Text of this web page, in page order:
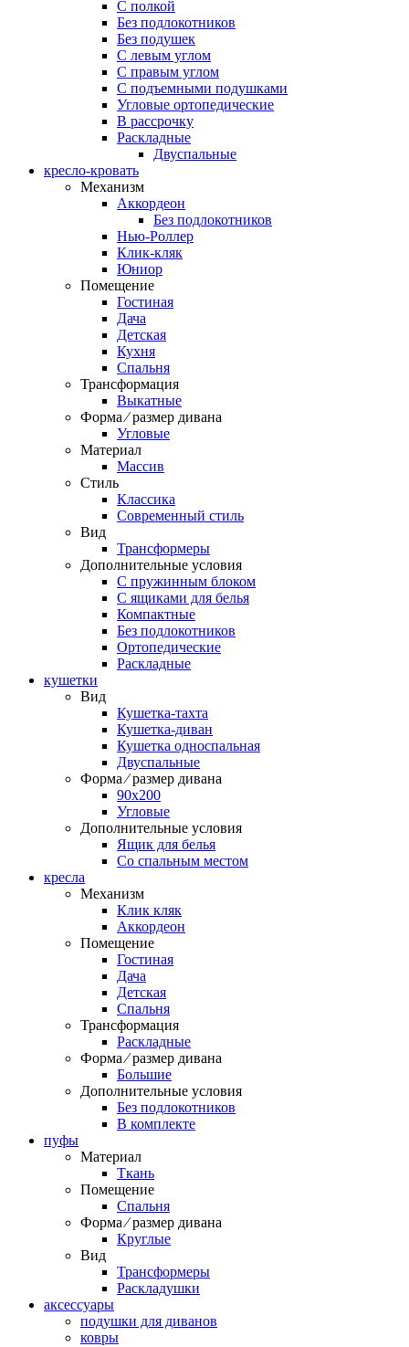
С полкой
Без подлокотников
Без подушек
C левым углом
C правым углом
С подъемными подушками
Угловые ортопедические
В рассрочку
Раскладные
Двуспальные
кресло-кровать
Механизм
Аккордеон
Без подлокотников
Нью-Роллер
Клик-кляк
Юниор
Помещение
Гостиная
Дача
Детская
Кухня
Спальня
Трансформация
Выкатные
Форма ⁄ размер дивана
Угловые
Материал
Массив
Стиль
Классика
Современный стиль
Вид
Трансформеры
Дополнительные условия
С пружинным блоком
С ящиками для белья
Компактные
Без подлокотников
Ортопедические
Раскладные
кушетки
Вид
Кушетка-тахта
Кушетка-диван
Кушетка односпальная
Двуспальные
Форма ⁄ размер дивана
90х200
Угловые
Дополнительные условия
Ящик для белья
Со спальным местом
кресла
Механизм
Клик кляк
Аккордеон
Помещение
Гостиная
Дача
Детская
Спальня
Трансформация
Раскладные
Форма ⁄ размер дивана
Большие
Дополнительные условия
Без подлокотников
В комплекте
пуфы
Материал
Ткань
Помещение
Спальня
Форма ⁄ размер дивана
Круглые
Вид
Трансформеры
Раскладушки
аксессуары
подушки для диванов
ковры